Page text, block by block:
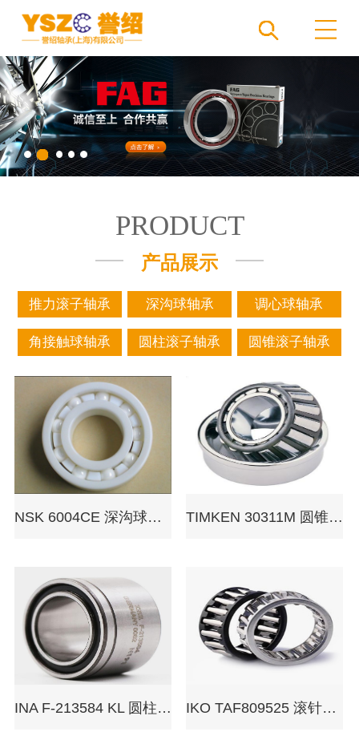
PRODUCT
产品展示
推力滚子轴承 深沟球轴承 调心球轴承
角接触球轴承 圆柱滚子轴承 圆锥滚子轴承
NSK 6004CE 深沟球轴承 TIMKEN 30311M 圆锥滚子轴承
INA F-213584 KL 圆柱滚子轴承 IKO TAF809525 滚针轴承